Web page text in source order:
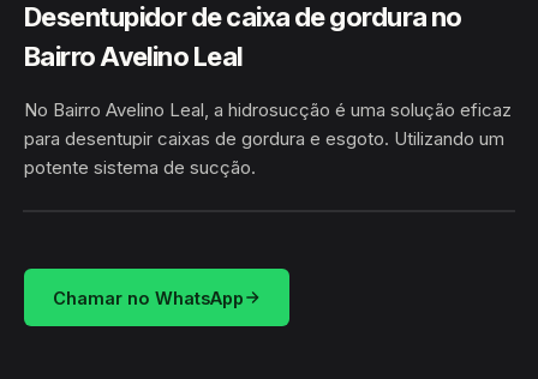
Desentupidor de caixa de gordura no
Bairro Avelino Leal
No Bairro Avelino Leal, a hidrosucção é uma solução eficaz
para desentupir caixas de gordura e esgoto. Utilizando um
potente sistema de sucção.
HIDROSUCÇÃO BAIRRO AVELINO LEAL · TARAUACÁ/AC
Chamar no WhatsApp